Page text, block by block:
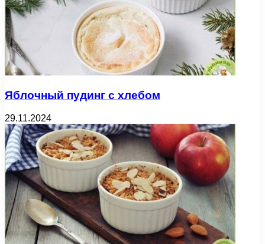
Яблочный пудинг с хлебом
29.11.2024